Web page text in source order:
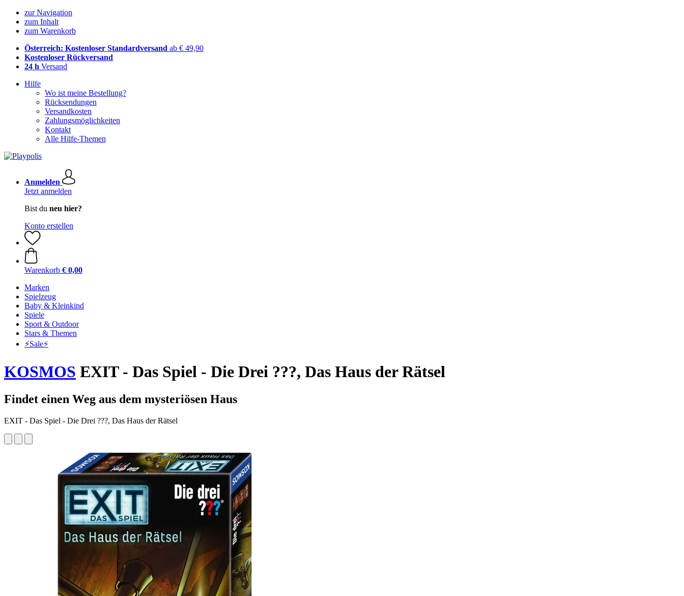
zur Navigation
zum Inhalt
zum Warenkorb
Österreich: Kostenloser Standardversand ab € 49,90
Kostenloser Rückversand
24 h Versand
Hilfe
Wo ist meine Bestellung?
Rücksendungen
Versandkosten
Zahlungsmöglichkeiten
Kontakt
Alle Hilfe-Themen
Anmelden
Jetzt anmelden
Bist du neu hier?
Konto erstellen
Warenkorb € 0,00
Marken
Spielzeug
Baby & Kleinkind
Spiele
Sport & Outdoor
Stars & Themen
⚡️Sale⚡️
KOSMOS EXIT - Das Spiel - Die Drei ???, Das Haus der Rätsel
Findet einen Weg aus dem mysteriösen Haus
EXIT - Das Spiel - Die Drei ???, Das Haus der Rätsel